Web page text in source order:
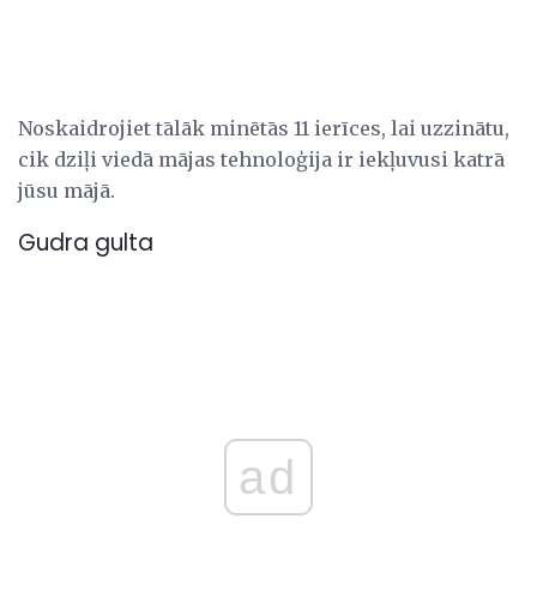
Noskaidrojiet tālāk minētās 11 ierīces, lai uzzinātu,
cik dziļi viedā mājas tehnoloģija ir iekļuvusi katrā
jūsu mājā.
Gudra gulta
ad